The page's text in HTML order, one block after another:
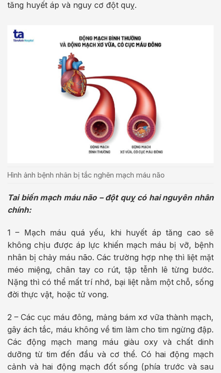
tăng huyết áp và nguy cơ đột quỵ.
Hình ảnh bệnh nhân bị tắc nghẽn mạch máu não
Tai biến mạch máu não – đột quỵ có hai nguyên nhân
chính:
1 – Mạch máu quá yếu, khi huyết áp tăng cao sẽ
không chịu được áp lực khiến mạch máu bị vỡ, bệnh
nhân bị chảy máu não. Các trường hợp nhẹ thì liệt mặt
méo miệng, chân tay co rút, tập tễnh lê từng bước.
Nặng thì có thể mất trí nhớ, bại liệt nằm một chỗ, sống
đời thực vật, hoặc tử vong.
2 – Các cục máu đông, mảng bám xơ vữa thành mạch,
gây ách tắc, máu không về tim làm cho tim ngừng đập.
Các động mạch mang máu giàu oxy và chất dinh
dưỡng từ tim đến đầu và cơ thể. Có hai động mạch
cảnh và hai động mạch đốt sống (phía trước và sau